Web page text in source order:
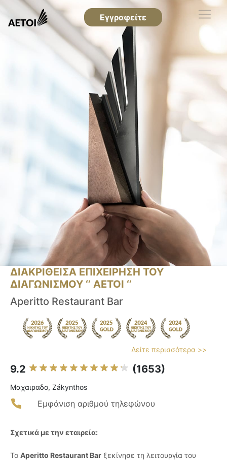
Εγγραφείτε
ΔΙΑΚΡΙΘΕΙΣΑ ΕΠΙΧΕΙΡΗΣΗ ΤΟΥ
ΔΙΑΓΩΝΙΣΜΟΥ ‘’ ΑΕΤΟΙ ‘’
Aperitto Restaurant Bar
Δείτε περισσότερα >>
9.2 (1653)
Μαχαιραδο, Zákynthos
Εμφάνιση αριθμού τηλεφώνου
Σχετικά με την εταιρεία:
Το Aperitto Restaurant Bar ξεκίνησε τη λειτουργία του